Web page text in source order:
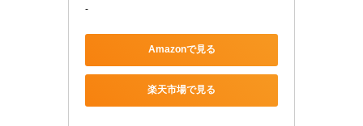
-
Amazonで見る
楽天市場で見る